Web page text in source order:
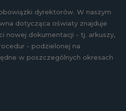
dyrektorów. W naszym
dotycząca oświaty znajduje
nowej dokumentacji - tj. arkuszy,
- podzielonej na
w poszczególnych okresach